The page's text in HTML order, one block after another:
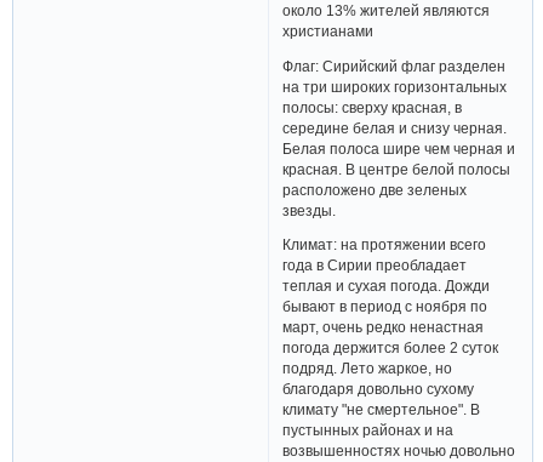
около 13% жителей являются
христианами
Флаг: Сирийский флаг разделен
на три широких горизонтальных
полосы: сверху красная, в
середине белая и снизу черная.
Белая полоса шире чем черная и
красная. В центре белой полосы
расположено две зеленых
звезды.
Климат: на протяжении всего
года в Сирии преобладает
теплая и сухая погода. Дожди
бывают в период с ноября по
март, очень редко ненастная
погода держится более 2 суток
подряд. Лето жаркое, но
благодаря довольно сухому
климату "не смертельное". В
пустынных районах и на
возвышенностях ночью довольно